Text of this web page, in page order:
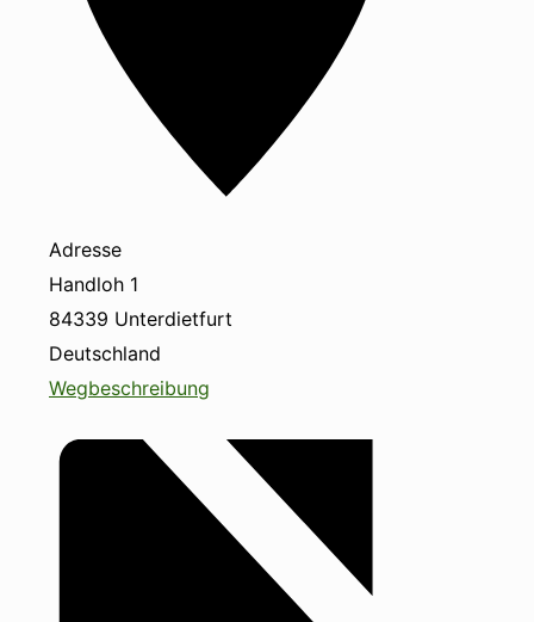
Adresse
Handloh 1
84339 Unterdietfurt
Deutschland
Wegbeschreibung